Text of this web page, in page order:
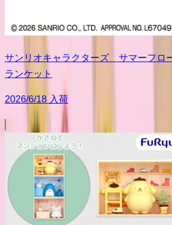
サンリオキャラクターズ サマーフロ
ランケット
2026/6/18 入荷